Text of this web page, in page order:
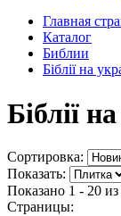
Главная
Каталог
Библии
Біблії на
Біблії
Сортировка:
Показать:
Показано 1 - 20 из
Страницы: